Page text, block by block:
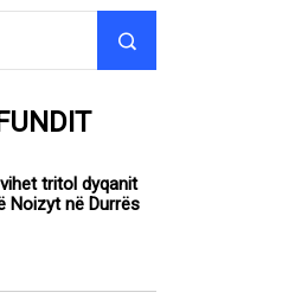
tritol dyqanit
Noizyt në Durrës